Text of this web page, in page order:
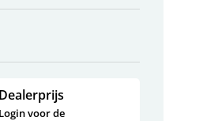
Dealerprijs
Login voor de